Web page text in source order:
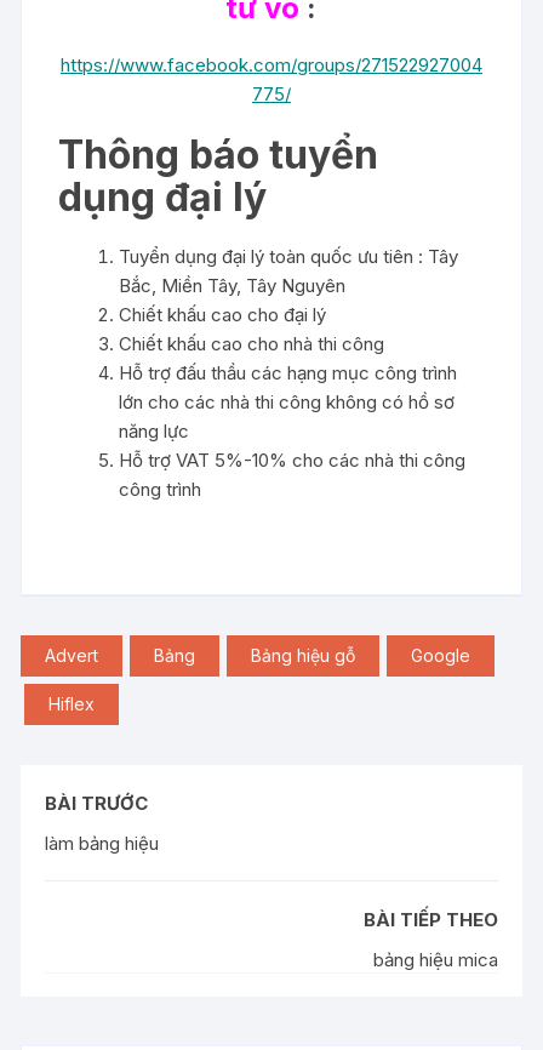
tư vô :
https://www.facebook.com/groups/271522927004
775/
Thông báo tuyển
dụng đại lý
Tuyển dụng đại lý toàn quốc ưu tiên : Tây
Bắc, Miền Tây, Tây Nguyên
Chiết khấu cao cho đại lý
Chiết khấu cao cho nhà thi công
Hỗ trợ đấu thầu các hạng mục công trình
lớn cho các nhà thi công không có hồ sơ
năng lực
Hỗ trợ VAT 5%-10% cho các nhà thi công
công trình
Advert Bảng Bảng hiệu gỗ Google
Hiflex
BÀI TRƯỚC
làm bảng hiệu
BÀI TIẾP THEO
bảng hiệu mica